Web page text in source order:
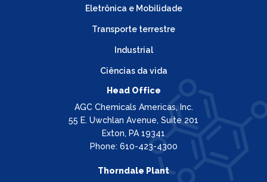
Eletrônica e Mobilidade
Transporte terrestre
Industrial
Ciências da vida
Head Office
AGC Chemicals Americas, Inc.
55 E. Uwchlan Avenue, Suite 201
Exton, PA 19341
Phone: 610-423-4300
Thorndale Plant